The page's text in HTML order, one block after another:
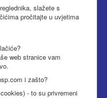
slažete s
pročitajte u uvjetima
web stranice vam
i zašto?
- to su privremeni